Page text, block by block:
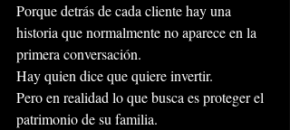
Porque detrás de cada cliente hay una
historia que normalmente no aparece en la
primera conversación.
Hay quien dice que quiere invertir.
Pero en realidad lo que busca es proteger el
patrimonio de su familia.